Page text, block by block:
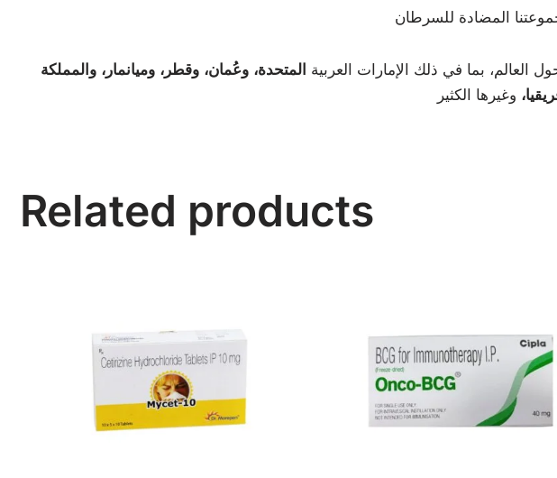
العالم، بما في ذلك الإمارات العربية المتحدة، وعُمان، وقطر، وميانمار، والمملكة
Related products